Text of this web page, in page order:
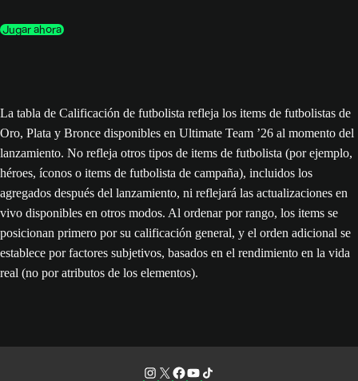
Jugar ahora
La tabla de Calificación de futbolista refleja los items de futbolistas de
Oro, Plata y Bronce disponibles en Ultimate Team ’26 al momento del
lanzamiento. No refleja otros tipos de items de futbolista (por ejemplo,
héroes, íconos o items de futbolista de campaña), incluidos los
agregados después del lanzamiento, ni reflejará las actualizaciones en
vivo disponibles en otros modos. Al ordenar por rango, los items se
posicionan primero por su calificación general, y el orden adicional se
establece por factores subjetivos, basados en el rendimiento en la vida
real (no por atributos de los elementos).